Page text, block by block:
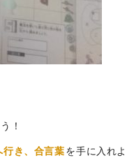
！
行き、合言葉 を手に入れよ